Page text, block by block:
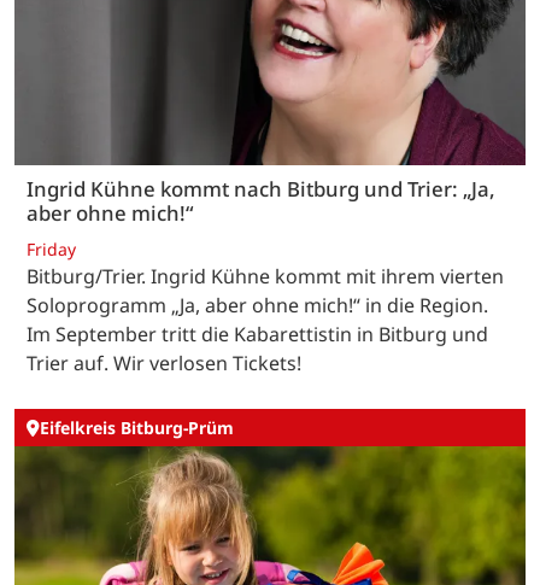
Ingrid Kühne kommt nach Bitburg und Trier: „Ja,
aber ohne mich!“
Friday
Bitburg/Trier. Ingrid Kühne kommt mit ihrem vierten
Soloprogramm „Ja, aber ohne mich!“ in die Region.
Im September tritt die Kabarettistin in Bitburg und
Trier auf. Wir verlosen Tickets!
Eifelkreis Bitburg-Prüm